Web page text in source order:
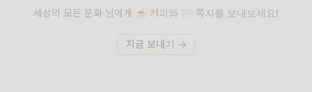
세상의 모든 문화 님에게 ☕️ 커피와 ✉️ 쪽지를 보내보세요!
지금 보내기 →